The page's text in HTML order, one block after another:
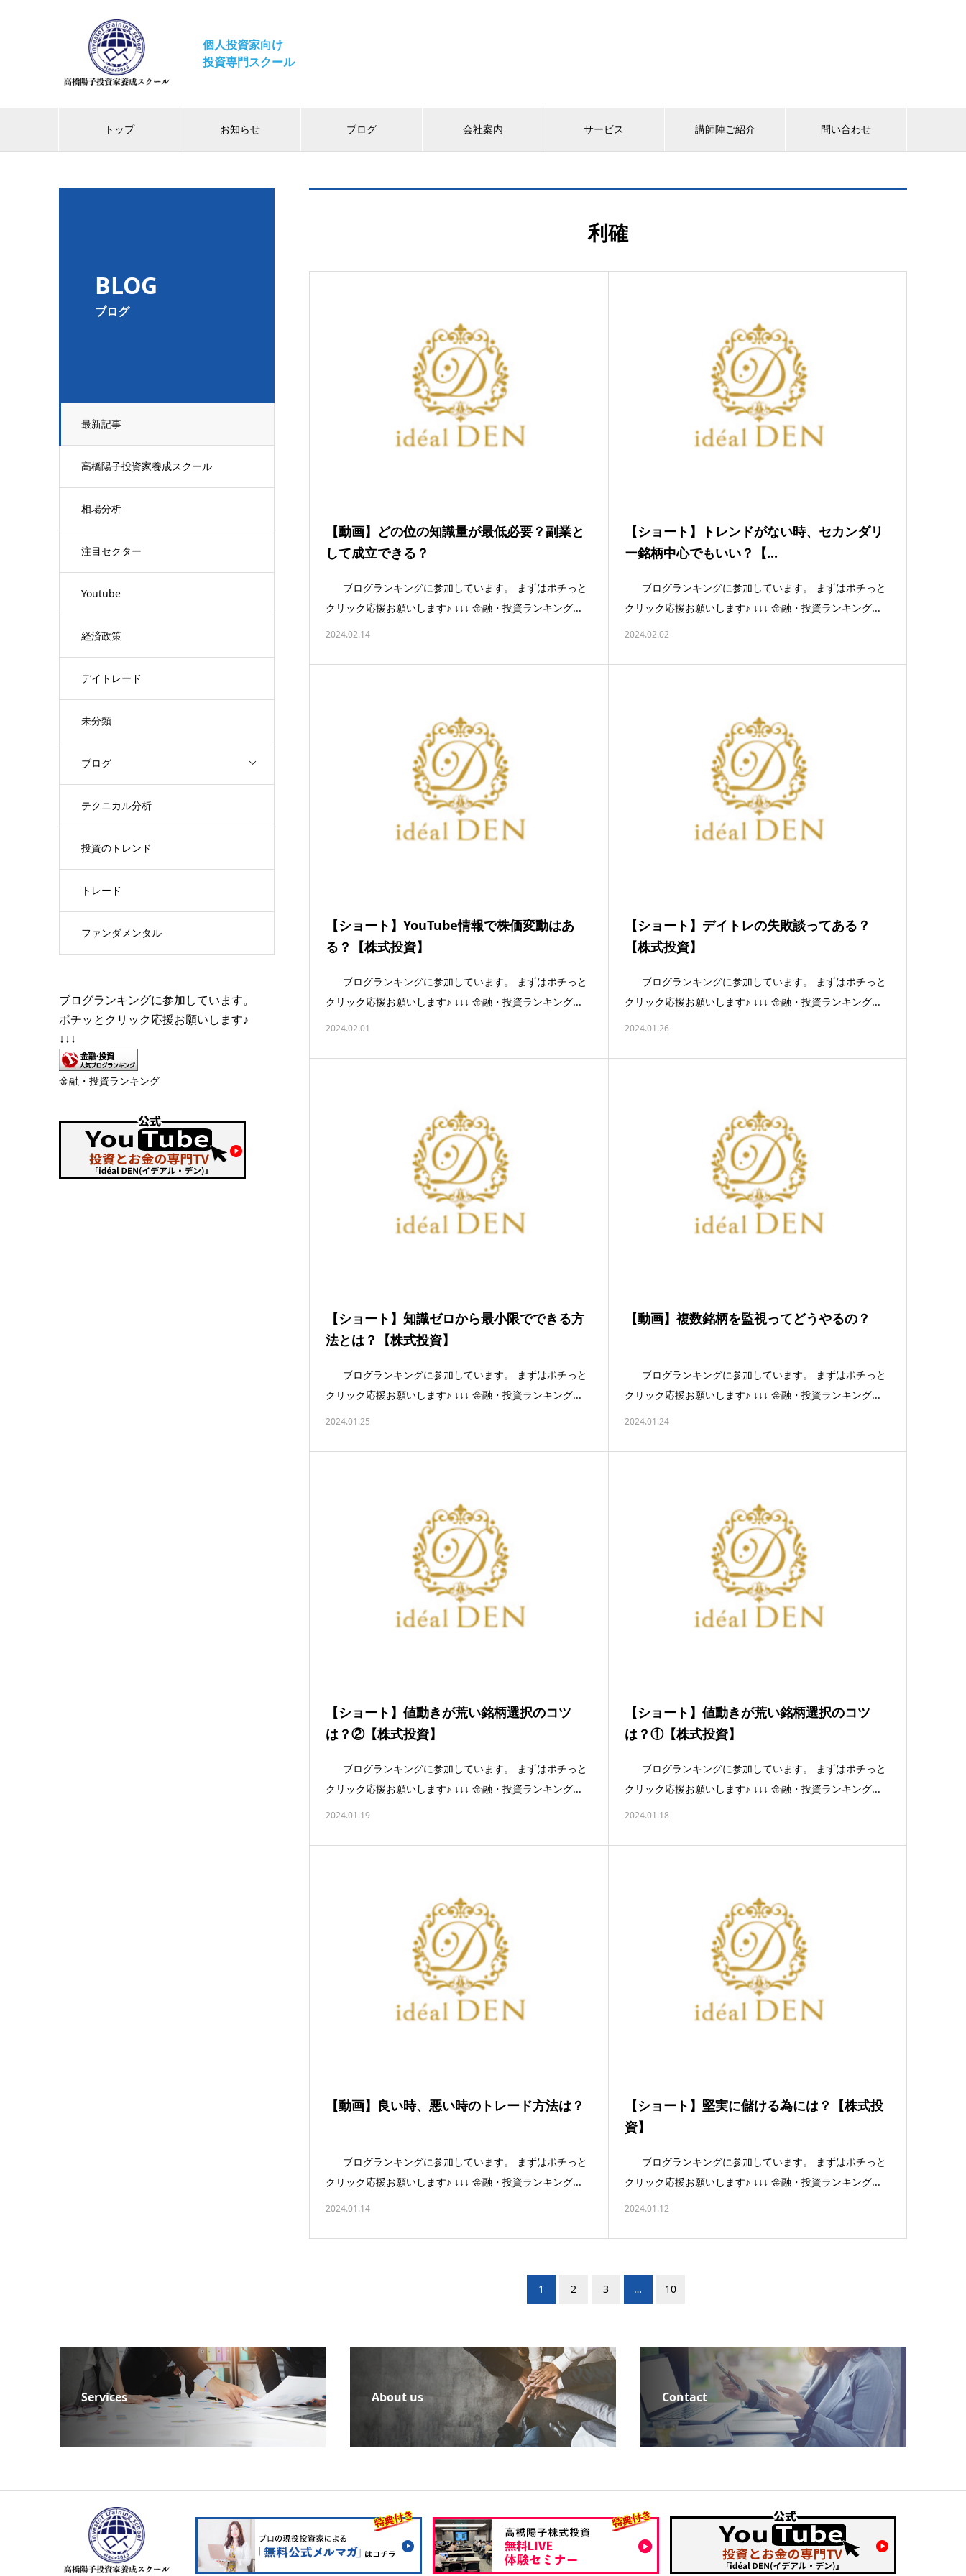
個人投資家向け
投資専門スクール
トップ お知らせ ブログ 会社案内 サービス 講師陣ご紹介 問い合わせ
BLOG
ブログ
最新記事
高橋陽子投資家養成スクール
相場分析
注目セクター
Youtube
経済政策
デイトレード
未分類
ブログ
テクニカル分析
投資のトレンド
トレード
ファンダメンタル
利確
【動画】どの位の知識量が最低必要？副業と
して成立できる？
ブログランキングに参加しています。 まずはポチっと
クリック応援お願いします♪ ↓↓↓ 金融・投資ランキング...
2024.02.14
【ショート】トレンドがない時、セカンダリ
ー銘柄中心でもいい？【...
ブログランキングに参加しています。 まずはポチっと
クリック応援お願いします♪ ↓↓↓ 金融・投資ランキング...
2024.02.02
【ショート】YouTube情報で株価変動はあ
る？【株式投資】
ブログランキングに参加しています。 まずはポチっと
クリック応援お願いします♪ ↓↓↓ 金融・投資ランキング...
2024.02.01
【ショート】デイトレの失敗談ってある？
【株式投資】
ブログランキングに参加しています。 まずはポチっと
クリック応援お願いします♪ ↓↓↓ 金融・投資ランキング...
2024.01.26
【ショート】知識ゼロから最小限でできる方
法とは？【株式投資】
ブログランキングに参加しています。 まずはポチっと
クリック応援お願いします♪ ↓↓↓ 金融・投資ランキング...
2024.01.25
【動画】複数銘柄を監視ってどうやるの？
ブログランキングに参加しています。 まずはポチっと
クリック応援お願いします♪ ↓↓↓ 金融・投資ランキング...
2024.01.24
【ショート】値動きが荒い銘柄選択のコツ
は？②【株式投資】
ブログランキングに参加しています。 まずはポチっと
クリック応援お願いします♪ ↓↓↓ 金融・投資ランキング...
2024.01.19
【ショート】値動きが荒い銘柄選択のコツ
は？①【株式投資】
ブログランキングに参加しています。 まずはポチっと
クリック応援お願いします♪ ↓↓↓ 金融・投資ランキング...
2024.01.18
【動画】良い時、悪い時のトレード方法は？
ブログランキングに参加しています。 まずはポチっと
クリック応援お願いします♪ ↓↓↓ 金融・投資ランキング...
2024.01.14
【ショート】堅実に儲ける為には？【株式投
資】
ブログランキングに参加しています。 まずはポチっと
クリック応援お願いします♪ ↓↓↓ 金融・投資ランキング...
2024.01.12
1 2 3 … 10
ブログランキングに参加しています。
ポチッとクリック応援お願いします♪
↓↓↓
金融・投資ランキング
Services About us Contact